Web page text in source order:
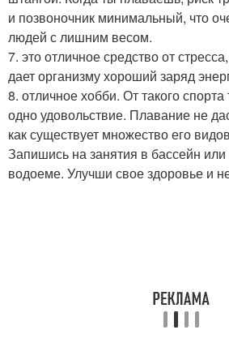
и позвоночник минимальный, что
людей с лишним весом.
7. это отличное средство от
дает организму хороший заряд
8. отличное хобби. От такого
одно удовольствие. Плавание не
как существует множество его
Запишись на занятия в бассейн
водоеме. Улучши свое здоровье и